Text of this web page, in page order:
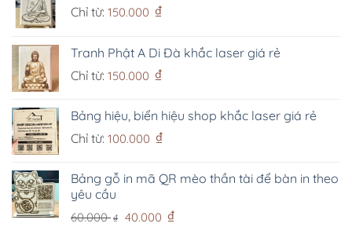
Chỉ từ: 150.000 ₫
Tranh Phật A Di Đà khắc laser giá rẻ
Chỉ từ: 150.000 ₫
Bảng hiệu, biển hiệu shop khắc laser giá rẻ
Chỉ từ: 100.000 ₫
Bảng gỗ in mã QR mèo thần tài để bàn in theo
yêu cầu
60.000₫
Giá
40.000 ₫Giá